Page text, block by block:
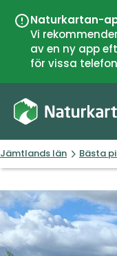
Naturkartan-
Vi
av en ny app
för vissa
Jämtlands län Bästa